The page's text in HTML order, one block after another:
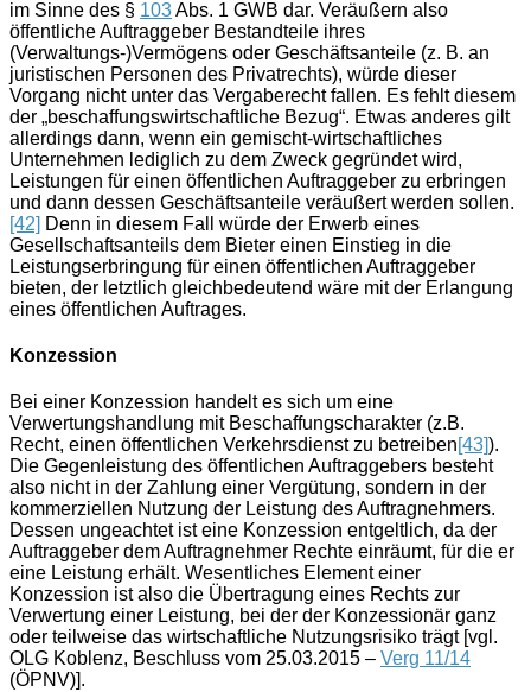
im Sinne des § 103Abs. 1 GWB dar. Veräußern also
öffentliche Auftraggeber Bestandteile ihres
(Verwaltungs-)Vermögens oder Geschäftsanteile (z. B. an
juristischen Personen des Privatrechts), würde dieser
Vorgang nicht unter das Vergaberecht fallen. Es fehlt diesem
der „beschaffungswirtschaftliche Bezug“. Etwas anderes gilt
allerdings dann, wenn ein gemischt-wirtschaftliches
Unternehmen lediglich zu dem Zweck gegründet wird,
Leistungen für einen öffentlichen Auftraggeber zu erbringen
und dann dessen Geschäftsanteile veräußert werden sollen.
[42] Denn in diesem Fall würde der Erwerb eines
Gesellschaftsanteils dem Bieter einen Einstieg in die
Leistungserbringung für einen öffentlichen Auftraggeber
bieten, der letztlich gleichbedeutend wäre mit der Erlangung
eines öffentlichen Auftrages.
Konzession
Bei einer Konzession handelt es sich um eine
Verwertungshandlung mit Beschaffungscharakter (z.B.
Recht, einen öffentlichen Verkehrsdienst zu betreiben[43]).
Die Gegenleistung des öffentlichen Auftraggebers besteht
also nicht in der Zahlung einer Vergütung, sondern in der
kommerziellen Nutzung der Leistung des Auftragnehmers.
Dessen ungeachtet ist eine Konzession entgeltlich, da der
Auftraggeber dem Auftragnehmer Rechte einräumt, für die er
eine Leistung erhält. Wesentliches Element einer
Konzession ist also die Übertragung eines Rechts zur
Verwertung einer Leistung, bei der der Konzessionär ganz
oder teilweise das wirtschaftliche Nutzungsrisiko trägt [vgl.
OLG Koblenz, Beschluss vom 25.03.2015 – Verg 11/14
(ÖPNV)].